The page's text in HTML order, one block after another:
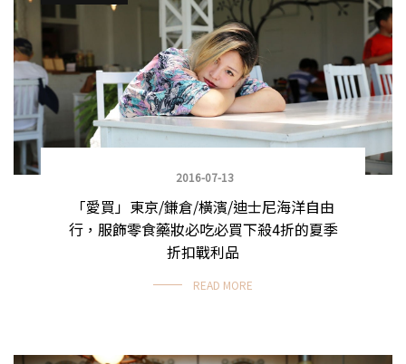
2016-07-13
「愛買」東京/鎌倉/橫濱/迪士尼海洋自由
行，服飾零食藥妝必吃必買下殺4折的夏季
折扣戰利品
READ MORE